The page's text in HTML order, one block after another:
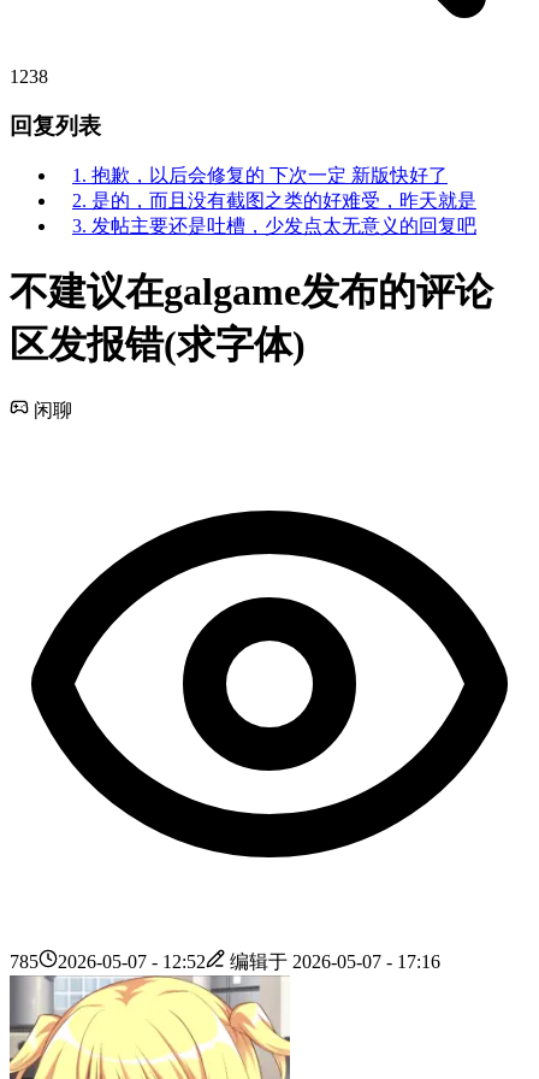
1238
回复列表
1. 抱歉，以后会修复的 下次一定 新版快好了
2. 是的，而且没有截图之类的好难受，昨天就是
3. 发帖主要还是吐槽，少发点太无意义的回复吧
不建议在galgame发布的评论
区发报错(求字体)
闲聊
785 2026-05-07 - 12:52 编辑于 2026-05-07 - 17:16